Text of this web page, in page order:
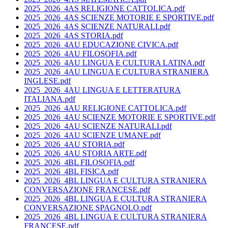
2025_2026_4AS RELIGIONE CATTOLICA.pdf
2025_2026_4AS SCIENZE MOTORIE E SPORTIVE.pdf
2025_2026_4AS SCIENZE NATURALI.pdf
2025_2026_4AS STORIA.pdf
2025_2026_4AU EDUCAZIONE CIVICA.pdf
2025_2026_4AU FILOSOFIA.pdf
2025_2026_4AU LINGUA E CULTURA LATINA.pdf
2025_2026_4AU LINGUA E CULTURA STRANIERA
INGLESE.pdf
2025_2026_4AU LINGUA E LETTERATURA
ITALIANA.pdf
2025_2026_4AU RELIGIONE CATTOLICA.pdf
2025_2026_4AU SCIENZE MOTORIE E SPORTIVE.pdf
2025_2026_4AU SCIENZE NATURALI.pdf
2025_2026_4AU SCIENZE UMANE.pdf
2025_2026_4AU STORIA.pdf
2025_2026_4AU STORIA ARTE.pdf
2025_2026_4BL FILOSOFIA.pdf
2025_2026_4BL FISICA.pdf
2025_2026_4BL LINGUA E CULTURA STRANIERA
CONVERSAZIONE FRANCESE.pdf
2025_2026_4BL LINGUA E CULTURA STRANIERA
CONVERSAZIONE SPAGNOLO.pdf
2025_2026_4BL LINGUA E CULTURA STRANIERA
FRANCESE.pdf